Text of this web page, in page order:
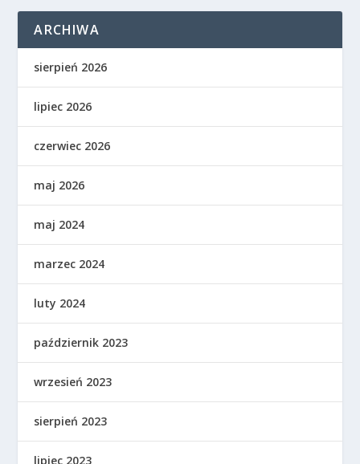
ARCHIWA
sierpień 2026
lipiec 2026
czerwiec 2026
maj 2026
maj 2024
marzec 2024
luty 2024
październik 2023
wrzesień 2023
sierpień 2023
lipiec 2023